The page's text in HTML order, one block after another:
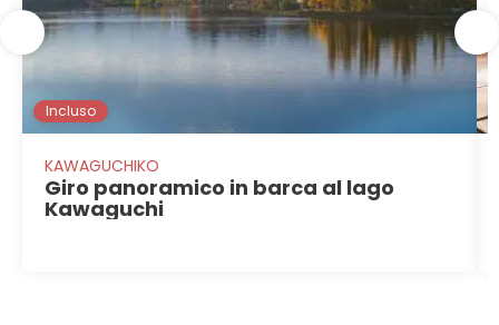
Incluso
KAWAGUCHIKO
Giro panoramico in barca al lago
Kawaguchi